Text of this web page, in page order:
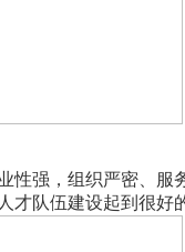
强，组织严密、
队伍建设起到很好